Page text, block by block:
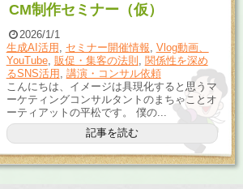
CM制作セミナー（仮）
2026/1/1
生成AI活用
セミナー開催情報 Vlog動画、
YouTube, 販促・集客の法則 関係性を深め
るSNS活用 講演・コンサル依頼
こんにちは、イメージは具現化すると思うマ
ーケティングコンサルタントのまちゃことオ
ーティアットの平松です。 僕の...
記事を読む